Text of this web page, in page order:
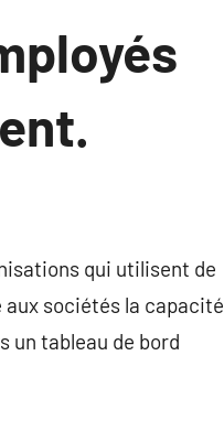
qui utilisent de
sociétés la capacité
un tableau de bord